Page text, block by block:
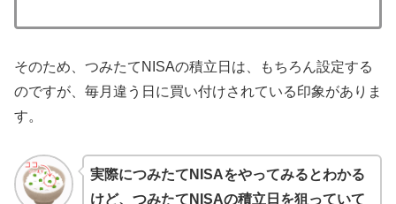
そのため、つみたてNISAの積立日は、もちろん設定する
のですが、毎月違う日に買い付けされている印象がありま
す。
実際につみたてNISAをやってみるとわかる
けど、つみたてNISAの積立日を狙っていて